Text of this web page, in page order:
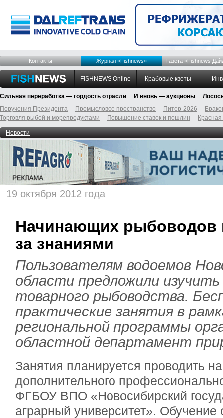
Контакты Журнал «Fishnews» Газета «Fishnews
FISHNEWS Online Крабовые квоты
Сильная переработка — гордость отрасли И вновь — аукционы
Поручения Президента
Промысловое пространство Питер-2026
Торговля рыбой и морепродуктами
Повышение ставок и пошлин
Новости
19 октября 2012 года
Начинающих рыбоводов
за знаниями
Пользователям водоемов
области предложили
товарного рыбоводства.
практические занятия в
региональной программы
областной департамент
Занятия планируется проводить
дополнительного
ФГБОУ ВПО «Новосибирский
аграрный университет». Обучение